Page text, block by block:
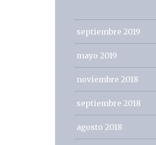
septiembre 2019
mayo 2019
noviembre 2018
septiembre 2018
agosto 2018